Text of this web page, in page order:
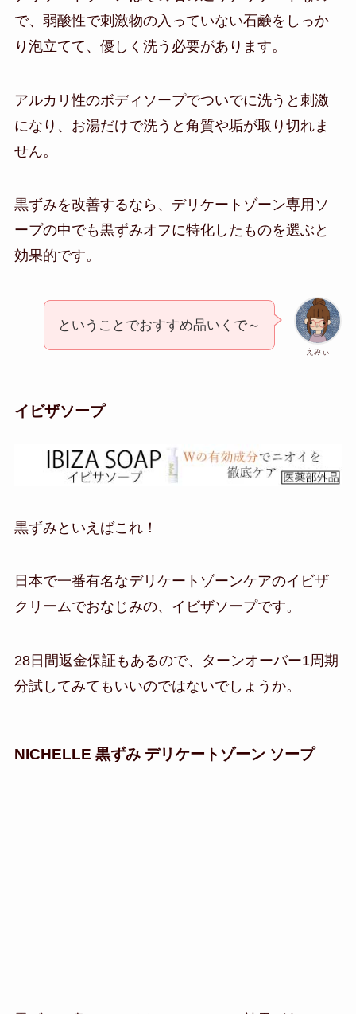
で、弱酸性で刺激物の入っていない石鹸をしっか
り泡立てて、優しく洗う必要があります。
アルカリ性のボディソープでついでに洗うと刺激
になり、お湯だけで洗うと角質や垢が取り切れま
せん。
黒ずみを改善するなら、デリケートゾーン専用ソ
ープの中でも黒ずみオフに特化したものを選ぶと
効果的です。
えみぃ
ということでおすすめ品いくで～
イビザソープ
黒ずみといえばこれ！
日本で一番有名なデリケートゾーンケアのイビザ
クリームでおなじみの、イビザソープです。
28日間返金保証もあるので、ターンオーバー1周期
分試してみてもいいのではないでしょうか。
NICHELLE 黒ずみ デリケートゾーン ソープ